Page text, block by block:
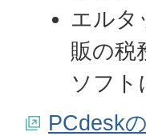
エルタ
販の税
ソフト
PCdesk